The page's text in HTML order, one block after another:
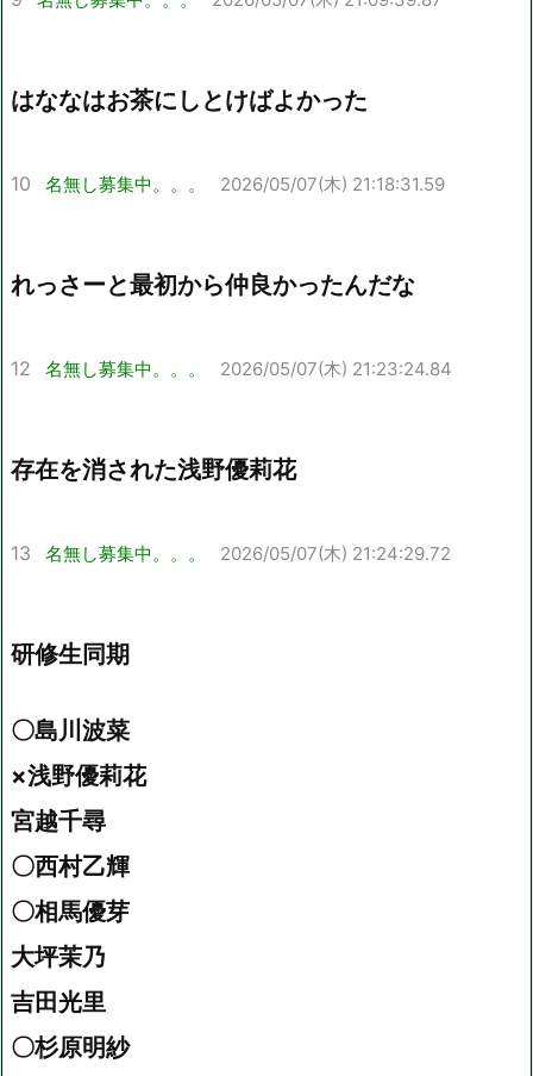
はななはお茶にしとけばよかった
10 名無し募集中。。。 2026/05/07(木) 21:18:31.59
れっさーと最初から仲良かったんだな
12 名無し募集中。。。 2026/05/07(木) 21:23:24.84
存在を消された浅野優莉花
13 名無し募集中。。。 2026/05/07(木) 21:24:29.72
研修生同期
〇島川波菜
×浅野優莉花
宮越千尋
〇西村乙輝
〇相馬優芽
大坪茉乃
吉田光里
〇杉原明紗